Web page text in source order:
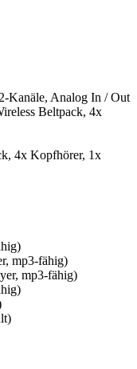
Kanäle, Analog In / Out
Beltpack, 4x
4x Kopfhörer, 1x
mp3-fähig)
mp3-fähig)